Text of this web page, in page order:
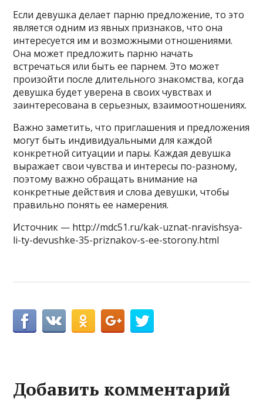
Если девушка делает парню предложение, то это
является одним из явных признаков, что она
интересуется им и возможными отношениями.
Она может предложить парню начать
встречаться или быть ее парнем. Это может
произойти после длительного знакомства, когда
девушка будет уверена в своих чувствах и
заинтересована в серьезных, взаимоотношениях.
Важно заметить, что приглашения и предложения
могут быть индивидуальными для каждой
конкретной ситуации и пары. Каждая девушка
выражает свои чувства и интересы по-разному,
поэтому важно обращать внимание на
конкретные действия и слова девушки, чтобы
правильно понять ее намерения.
Источник — http://mdc51.ru/kak-uznat-nravishsya-
li-ty-devushke-35-priznakov-s-ee-storony.html
Добавить комментарий